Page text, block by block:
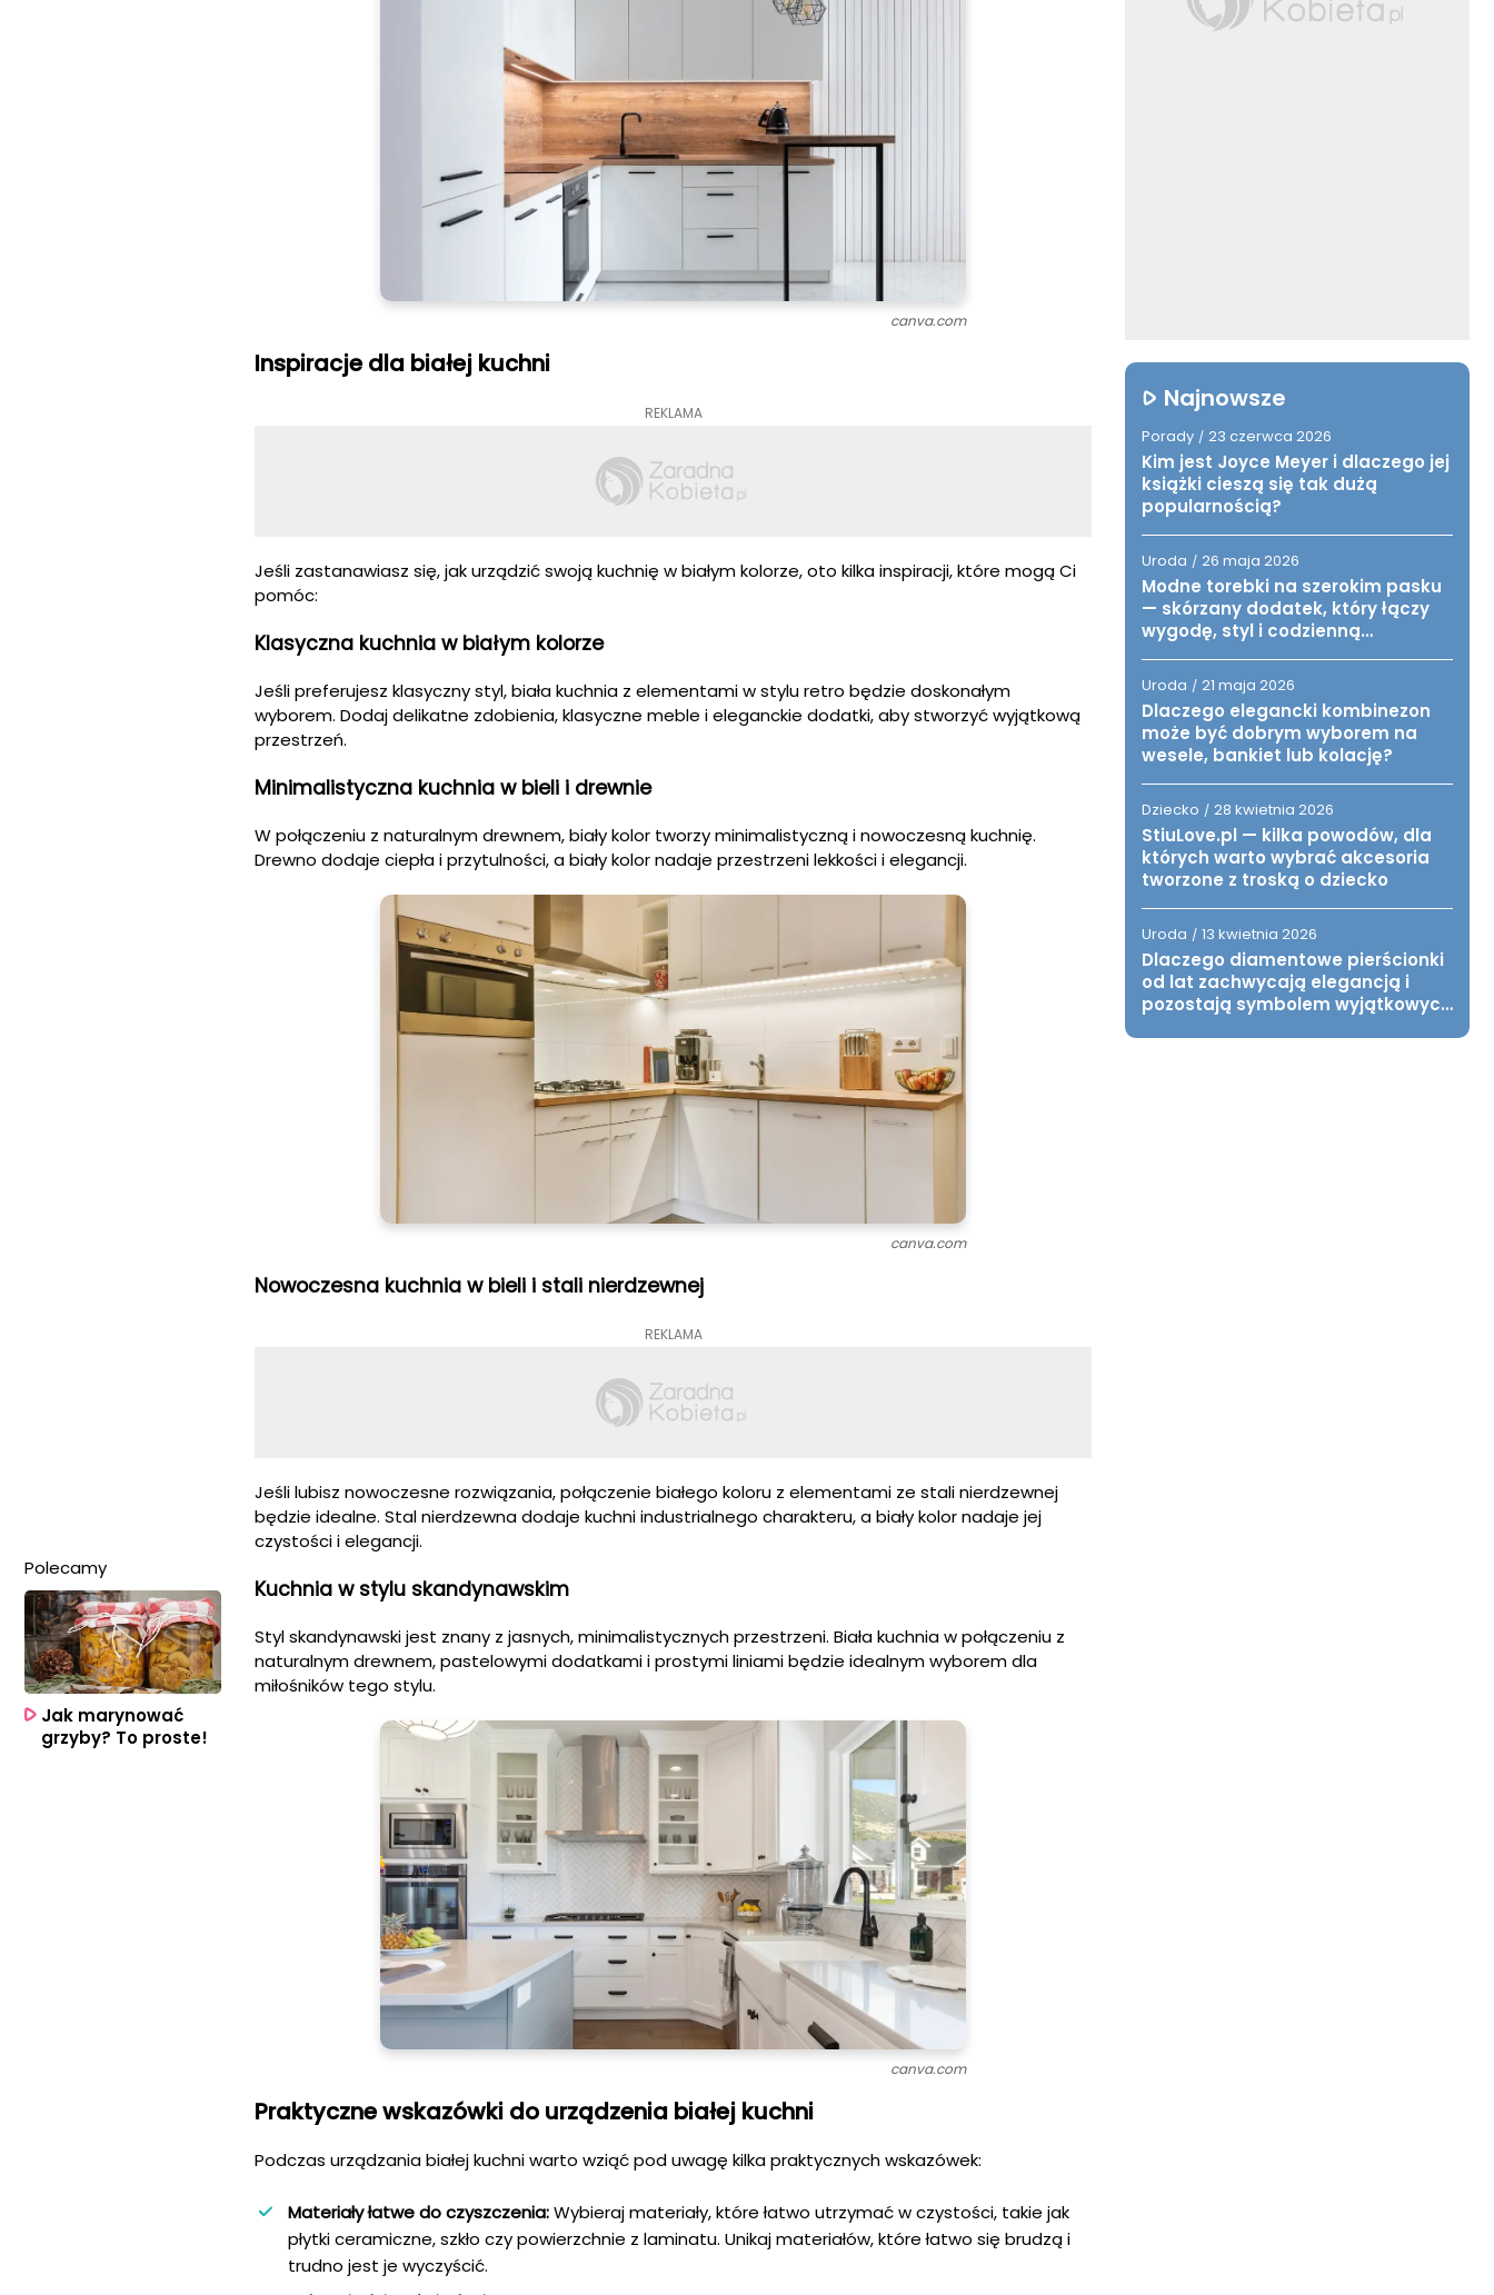
canva.com
Inspiracje dla białej kuchni
REKLAMA
Jeśli zastanawiasz się, jak urządzić swoją kuchnię w białym kolorze, oto kilka inspiracji, które mogą Ci
pomóc:
Klasyczna kuchnia w białym kolorze
Jeśli preferujesz klasyczny styl, biała kuchnia z elementami w stylu retro będzie doskonałym
wyborem. Dodaj delikatne zdobienia, klasyczne meble i eleganckie dodatki, aby stworzyć wyjątkową
przestrzeń.
Minimalistyczna kuchnia w bieli i drewnie
W połączeniu z naturalnym drewnem, biały kolor tworzy minimalistyczną i nowoczesną kuchnię.
Drewno dodaje ciepła i przytulności, a biały kolor nadaje przestrzeni lekkości i elegancji.
canva.com
Nowoczesna kuchnia w bieli i stali nierdzewnej
REKLAMA
Jeśli lubisz nowoczesne rozwiązania, połączenie białego koloru z elementami ze stali nierdzewnej
będzie idealne. Stal nierdzewna dodaje kuchni industrialnego charakteru, a biały kolor nadaje jej
czystości i elegancji.
Kuchnia w stylu skandynawskim
Styl skandynawski jest znany z jasnych, minimalistycznych przestrzeni. Biała kuchnia w połączeniu z
naturalnym drewnem, pastelowymi dodatkami i prostymi liniami będzie idealnym wyborem dla
miłośników tego stylu.
canva.com
Praktyczne wskazówki do urządzenia białej kuchni
Podczas urządzania białej kuchni warto wziąć pod uwagę kilka praktycznych wskazówek:
Materiały łatwe do czyszczenia:Wybieraj materiały, które łatwo utrzymać w czystości, takie jak
płytki ceramiczne, szkło czy powierzchnie z laminatu. Unikaj materiałów, które łatwo się brudzą i
trudno jest je wyczyścić.
Polecamy
Jak marynować
grzyby? To proste!
Najnowsze
Porady / 23 czerwca 2026
Kim jest Joyce Meyer i dlaczego jej
książki cieszą się tak dużą
popularnością?
Uroda / 26 maja 2026
Modne torebki na szerokim pasku
— skórzany dodatek, który łączy
wygodę, styl i codzienną
Uroda / 21 maja 2026
Dlaczego elegancki kombinezon
może być dobrym wyborem na
wesele, bankiet lub kolację?
Dziecko / 28 kwietnia 2026
StiuLove.pl — kilka powodów, dla
których warto wybrać akcesoria
tworzone z troską o dziecko
Uroda / 13 kwietnia 2026
Dlaczego diamentowe pierścionki
od lat zachwycają elegancją i
pozostają symbolem wyjątkowych